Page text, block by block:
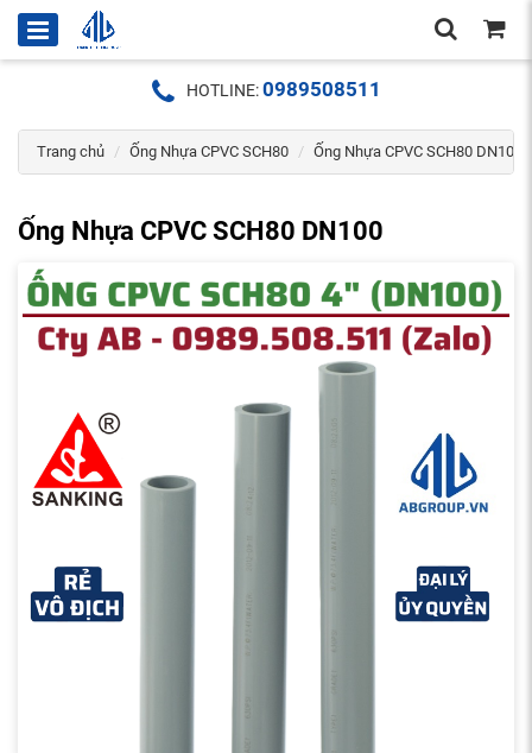
HOTLINE:0989508511
Trang chủ Ống Nhựa CPVC SCH80 Ống Nhựa CPVC SCH80 DN100
Ống Nhựa CPVC SCH80 DN100